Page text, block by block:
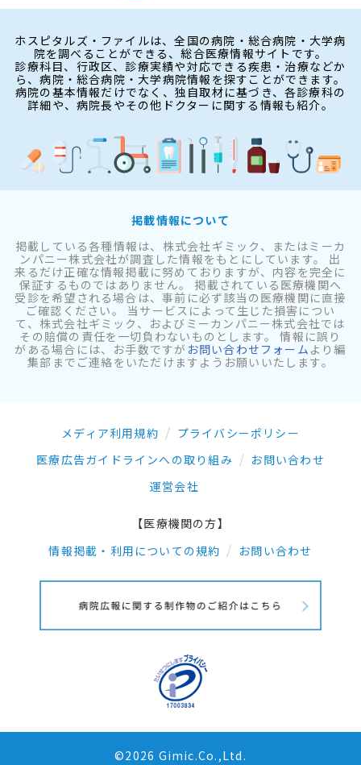
ホスピタルズ・ファイルは、全国の病院・総合病院・大学病
院を調べることができる、総合医療情報サイトです。
診療科目、行政区、診療実績や対応できる疾患・治療などか
ら、病院・総合病院・大学病院情報を探すことができます。
病院の基本情報だけでなく、独自取材に基づき、各診療科の
詳細や、病院長やその他ドクターに関する情報も紹介。
掲載情報について
掲載している各種情報は、株式会社ギミック、またはミーカ
ンパニー株式会社が調査した情報をもとにしています。 出
来るだけ正確な情報掲載に努めておりますが、内容を完全に
保証するものではありません。 掲載されている医療機関へ
受診を希望される場合は、事前に必ず該当の医療機関に直接
ご確認ください。 当サービスによって生じた損害につい
て、株式会社ギミック、およびミーカンパニー株式会社では
その賠償の責任を一切負わないものとします。 情報に誤り
がある場合には、お手数ですが お問い合わせフォーム より編
集部までご連絡をいただけますようお願いいたします。
メディア利用規約
プライバシーポリシー
医療広告ガイドラインへの取り組み
お問い合わせ
運営会社
【医療機関の方】
情報掲載・利用についての規約
お問い合わせ
©2026 Gimic.Co.,Ltd.